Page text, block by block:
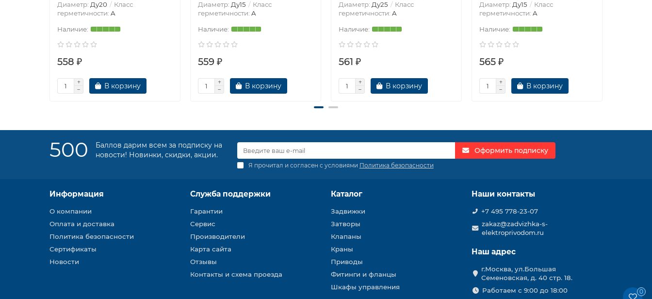
Диаметр: Ду20
Класс
герметичности: A
558 ₽
В корзину
Диаметр: Ду15
Класс
герметичности: A
559 ₽
В корзину
Диаметр: Ду25
Класс
герметичности: A
561 ₽
В корзину
Диаметр: Ду15
Класс
герметичности: A
565 ₽
В корзину
500
Баллов дарим всем за подписку на
новости! Новинки, скидки, акции.
Оформить подписку
Я прочитал и согласен с условиями Политика безопасности
Информация
О компании
Оплата и доставка
Политика безопасности
Сертификаты
Новости
Служба поддержки
Гарантии
Сервис
Производители
Карта сайта
Отзывы
Контакты и схема проезда
Каталог
Задвижки
Затворы
Клапаны
Краны
Приводы
Фитинги и фланцы
Шкафы управления
Наши контакты
+7 495 778-23-07
zakaz@zadvizhka-s-
elektroprivodom.ru
Наш адрес
г.Москва, ул.Большая
Семеновская, д. 40 стр. 18.
Работаем с 9:00 до 18:00
0